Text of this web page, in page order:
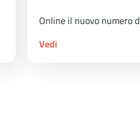
Online il nuovo numero
Vedi